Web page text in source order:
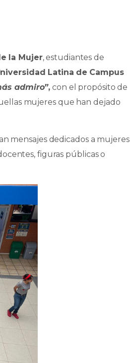
la Mujer, estudiantes de
Latina de Campus
admiro”, con el propósito de
mujeres que han dejado
mensajes dedicados a mujeres
figuras públicas o